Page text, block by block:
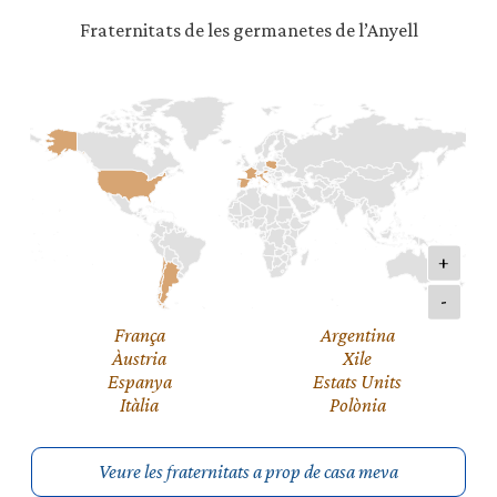
Fraternitats de les germanetes de l’Anyell
+
-
França
Argentina
Àustria
Xile
Espanya
Estats Units
Itàlia
Polònia
Veure les fraternitats a prop de casa meva